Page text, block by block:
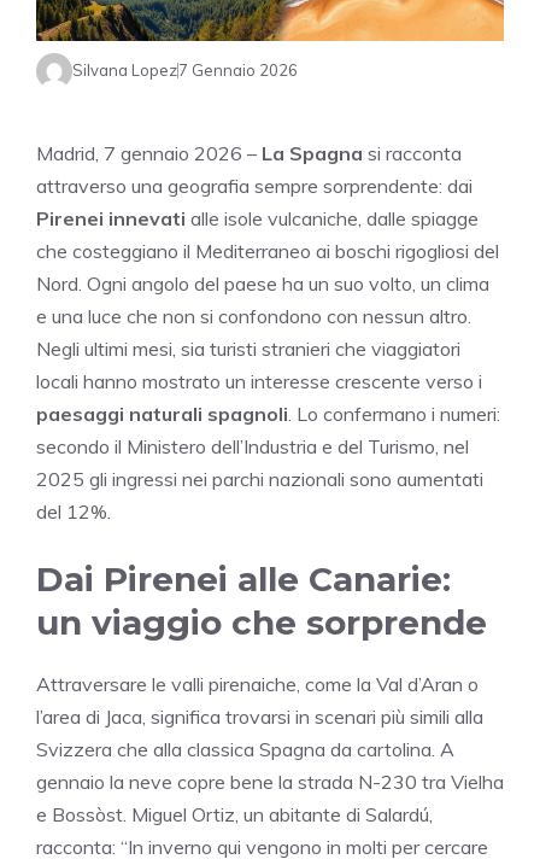
Silvana Lopez7 Gennaio 2026
Madrid, 7 gennaio 2026 – La Spagna si racconta
attraverso una geografia sempre sorprendente: dai
Pirenei innevati alle isole vulcaniche, dalle spiagge
che costeggiano il Mediterraneo ai boschi rigogliosi del
Nord. Ogni angolo del paese ha un suo volto, un clima
e una luce che non si confondono con nessun altro.
Negli ultimi mesi, sia turisti stranieri che viaggiatori
locali hanno mostrato un interesse crescente verso i
paesaggi naturali spagnoli . Lo confermano i numeri:
secondo il Ministero dell’Industria e del Turismo, nel
2025 gli ingressi nei parchi nazionali sono aumentati
del 12%.
Dai Pirenei alle Canarie:
un viaggio che sorprende
Attraversare le valli pirenaiche, come la Val d’Aran o
l’area di Jaca, significa trovarsi in scenari più simili alla
Svizzera che alla classica Spagna da cartolina. A
gennaio la neve copre bene la strada N-230 tra Vielha
e Bossòst. Miguel Ortiz, un abitante di Salardú,
racconta: “In inverno qui vengono in molti per cercare